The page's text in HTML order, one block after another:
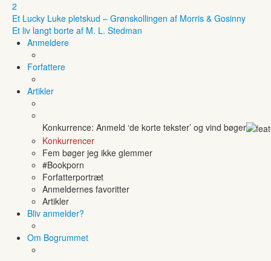
2
Et Lucky Luke pletskud – Grønskollingen af Morris & Gosinny
Et liv langt borte af M. L. Stedman
Anmeldere
Forfattere
Artikler
Konkurrence: Anmeld ‘de korte tekster’ og vind bøger
Konkurrencer
Fem bøger jeg ikke glemmer
#Bookporn
Forfatterportræt
Anmeldernes favoritter
Artikler
Bliv anmelder?
Om Bogrummet